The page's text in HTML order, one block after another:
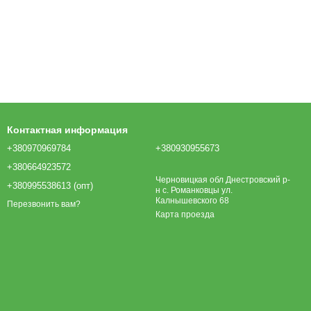
Контактная информация
+380970969784
+380664923572
+380995538613 (опт)
Перезвонить вам?
+380930955673
Черновицкая обл Днестровский р-
н с. Романковцы ул.
Калнышевского 68
Карта проезда